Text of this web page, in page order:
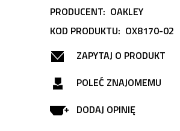
PRODUCENT: OAKLEY
KOD PRODUKTU: OX8170-02
ZAPYTAJ O PRODUKT
POLEĆ ZNAJOMEMU
DODAJ OPINIĘ